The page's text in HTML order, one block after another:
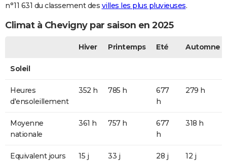
n°11 631 du classement des villes les plus pluvieuses.
Climat à Chevigny par saison en 2025
Hiver Printemps Eté Automne
Soleil
Heures
d'ensoleillement
352 h 785 h
677
h
279 h
Moyenne
nationale
361 h 757 h
677
h
318 h
Equivalent jours
15 j 33 j 28 j 12 j